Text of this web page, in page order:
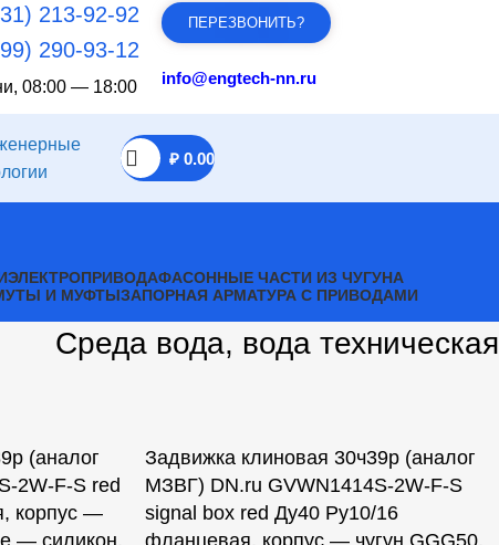
213-92-92
290-93-12
08:00 — 18:00
ПЕРЕЗВОНИТЬ?
info@engtech-nn.ru
₽0.00
ЭЛЕКТРОПРИВОДАФАСОННЫЕ ЧАСТИ ИЗ ЧУГУНА
И МУФТЫЗАПОРНАЯ АРМАТУРА С ПРИВОДАМИ
Среда вода, вода техническая
(аналог
2W-F-S red
корпус —
— силикон,
Задвижка клиновая 30ч39р (аналог
МЗВГ) DN.ru GVWN1414S-2W-F-S
signal box red Ду40 Ру10/16
фланцевая, корпус — чугун GGG50,